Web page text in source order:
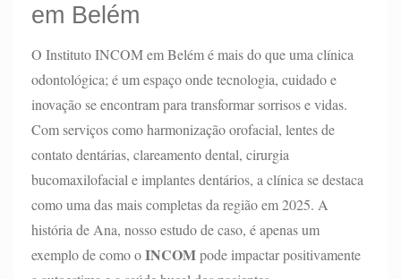
em Belém
O Instituto INCOM em Belém é mais do que uma clínica
odontológica; é um espaço onde tecnologia, cuidado e
inovação se encontram para transformar sorrisos e vidas.
Com serviços como harmonização orofacial, lentes de
contato dentárias, clareamento dental, cirurgia
bucomaxilofacial e implantes dentários, a clínica se destaca
como uma das mais completas da região em 2025. A
história de Ana, nosso estudo de caso, é apenas um
exemplo de como oINCOMpode impactar positivamente